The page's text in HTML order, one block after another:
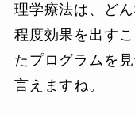
理学療法は、ど
程度効果を出す
たプログラムを
言えますね。